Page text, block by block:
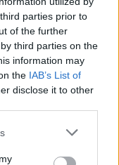
parties prior to
of the further
third parties on the
information may
the IAB’s List of
disclose it to other
Δημοφιλή
πιθανόν